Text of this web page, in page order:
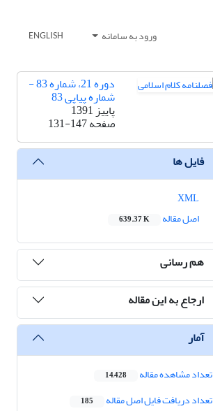
ورود به سامانه ENGLISH
دوره 21، شماره 83 -
شماره پیاپی 83
پاییز 1391
صفحه131-147
فایل ها
اصل مقاله
639.37 K
هم رسانی
ارجاع به این مقاله
آمار
تعداد مشاهده مقاله 14,428
تعداد دریافت فایل اصل مقاله 185